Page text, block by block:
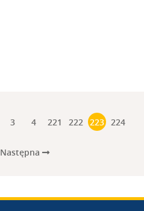
3 4 221 222 223 224
Następna